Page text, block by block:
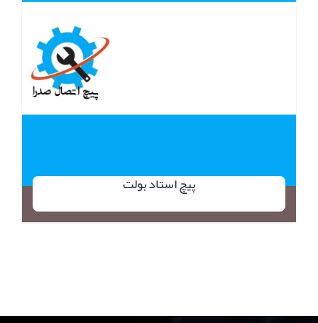
پیچ استاد بولت